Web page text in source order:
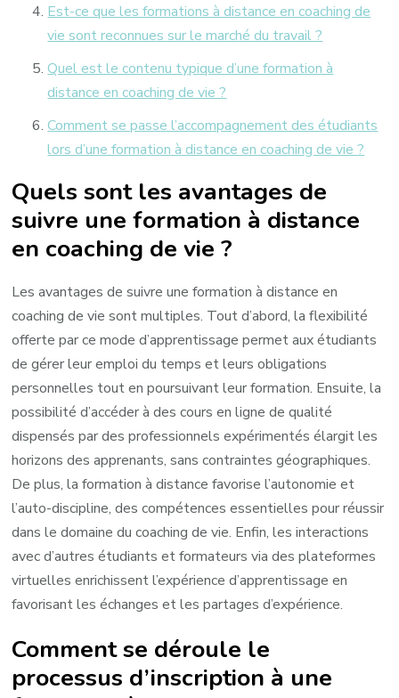
Est-ce que les formations à distance en coaching de
vie sont reconnues sur le marché du travail ?
Quel est le contenu typique d’une formation à
distance en coaching de vie ?
Comment se passe l’accompagnement des étudiants
lors d’une formation à distance en coaching de vie ?
Quels sont les avantages de
suivre une formation à distance
en coaching de vie ?
Les avantages de suivre une formation à distance en
coaching de vie sont multiples. Tout d’abord, la flexibilité
offerte par ce mode d’apprentissage permet aux étudiants
de gérer leur emploi du temps et leurs obligations
personnelles tout en poursuivant leur formation. Ensuite, la
possibilité d’accéder à des cours en ligne de qualité
dispensés par des professionnels expérimentés élargit les
horizons des apprenants, sans contraintes géographiques.
De plus, la formation à distance favorise l’autonomie et
l’auto-discipline, des compétences essentielles pour réussir
dans le domaine du coaching de vie. Enfin, les interactions
avec d’autres étudiants et formateurs via des plateformes
virtuelles enrichissent l’expérience d’apprentissage en
favorisant les échanges et les partages d’expérience.
Comment se déroule le
processus d’inscription à une